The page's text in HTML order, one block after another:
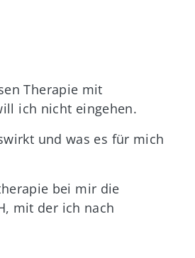
Therapie mit
ich nicht eingehen.
und was es für mich
bei mir die
mit der ich nach